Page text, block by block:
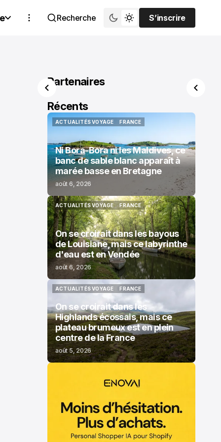
Recherche
S’inscrire
S’inscrire
Partenaires
Récents
ACTUALITÉS VOYAGE
FRANCE
Ni Bora-Bora ni les Maldives, ce
banc de sable blanc apparaît à
marée basse en Bretagne
août 6, 2026
ACTUALITÉS VOYAGE
ACTUALITÉS VOYAGE
FRANCE
FRANCE
On se croirait dans les bayous
de Louisiane, mais ce labyrinthe
d'eau est en Vendée
août 6, 2026
ACTUALITÉS VOYAGE
FRANCE
FRANCE
On se croirait dans les
Highlands écossais, mais ce
plateau brumeux est en plein
centre de la France
août 5, 2026